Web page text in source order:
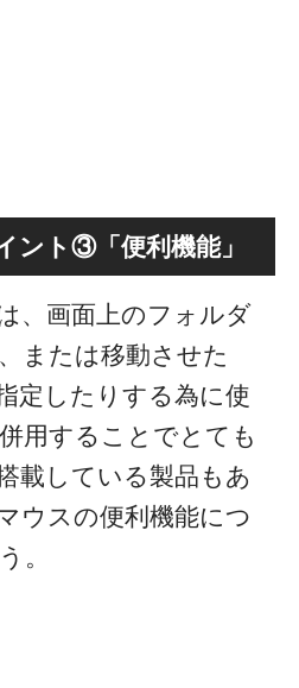
ント③「便利機能」
、画面上のフォルダ
または移動させた
定したりする為に使
用することでとても
載している製品もあ
ウスの便利機能につ
。